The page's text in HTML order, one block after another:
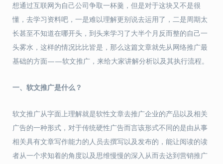
想通过互联网为自己公司争取一杯羹，但是对于这块又不是很
懂，去学习资料吧，一是难以理解更别说去运用了，二是周期太
长甚至不知道在哪开头，到头来学习了大半个月反而整的自己一
头雾水，这样的情况比比皆是，那么这篇文章就先从网络推广最
基础的方面——软文推广，来给大家讲解分析以及其执行流程。
一、软文推广是什么？
软文推广从字面上理解就是软性文章去推广企业的产品以及相关
广告的一种形式，对于传统硬性广告而言该形式不同的是由从事
相关具有文章写作能力的人员去撰写以及发布的，能让阅读的读
者从一个求知着的角度以及思维慢慢的深入从而去达到营销推广